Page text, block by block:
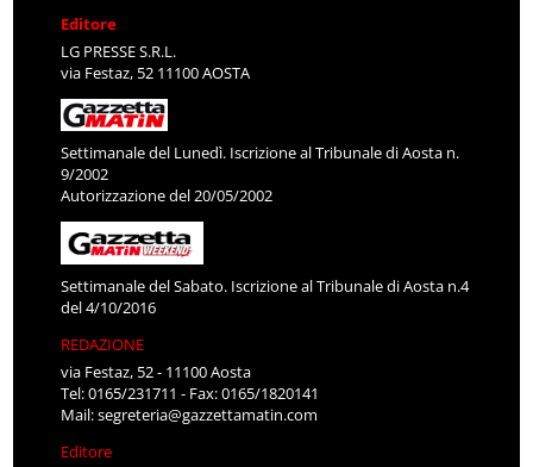
Editore
LG PRESSE S.R.L.
via Festaz, 52 11100 AOSTA
Settimanale del Lunedì. Iscrizione al Tribunale di Aosta n.
9/2002
Autorizzazione del 20/05/2002
Settimanale del Sabato. Iscrizione al Tribunale di Aosta n.4
del 4/10/2016
REDAZIONE
via Festaz, 52 - 11100 Aosta
Tel: 0165/231711 - Fax: 0165/1820141
Mail:segreteria@gazzettamatin.com
Editore